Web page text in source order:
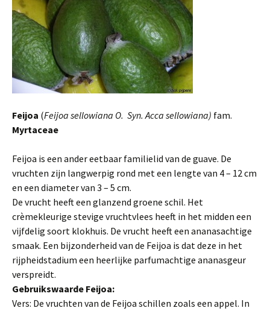
Feijoa (Feijoa sellowiana O. Syn. Acca sellowiana) fam.
Myrtaceae
Feijoa is een ander eetbaar familielid van de guave. De
vruchten zijn langwerpig rond met een lengte van 4 – 12 cm
en een diameter van 3 – 5 cm.
De vrucht heeft een glanzend groene schil. Het
crèmekleurige stevige vruchtvlees heeft in het midden een
vijfdelig soort klokhuis. De vrucht heeft een ananasachtige
smaak. Een bijzonderheid van de Feijoa is dat deze in het
rijpheidstadium een heerlijke parfumachtige ananasgeur
verspreidt.
Gebruikswaarde Feijoa:
Vers: De vruchten van de Feijoa schillen zoals een appel. In